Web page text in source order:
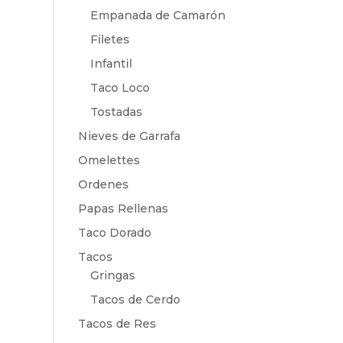
Empanada de Camarón
Filetes
Infantil
Taco Loco
Tostadas
Nieves de Garrafa
Omelettes
Ordenes
Papas Rellenas
Taco Dorado
Tacos
Gringas
Tacos de Cerdo
Tacos de Res